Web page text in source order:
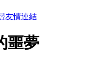
友情連結
噩夢